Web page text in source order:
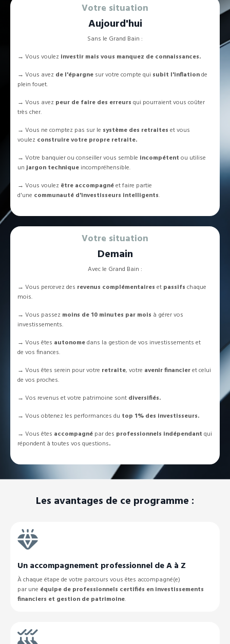
Votre situation
Aujourd'hui
Sans le Grand Bain :
→ Vous voulez investir mais vous manquez de connaissances.
→ Vous avez de l'épargne sur votre compte qui subit l'inflationde
plein fouet.
→ Vous avez peur de faire des erreurs qui pourraient vous coûter
très cher.
→ Vous ne comptez pas sur le système des retraites et vous
voulez construire votre propre retraite.
→ Votre banquier ou conseiller vous semble incompétent ou utilise
unjargon technique incompréhensible.
→ Vous voulez être accompagnéetfaire partie
d'une communauté d'investisseurs intelligents.
Votre situation
Demain
Avec le Grand Bain :
→ Vous percevez des revenus complémentaires et passifs chaque
mois.
→ Vous passez moins de 10 minutes par mois à gérer vos
investissements.
→ Vous êtes autonomedans la gestion de vos investissements et
de vos finances.
→ Vous êtes serein pour votre retraite, votre avenir financieret celui
de vos proches.
→ Vos revenus et votre patrimoine sont diversifiés.
→ Vous obtenez les performances du top 1% des investisseurs.
→ Vous êtes accompagné par des professionnels indépendant qui
répondent à toutes vos questions.
Les avantages de ce programme :
Un accompagnement professionnel de A à Z
À chaque étape de votre parcours vous êtes accompagné(e)
par une équipe de professionnels certifiés en investissements
financiers et gestion de patrimoine.